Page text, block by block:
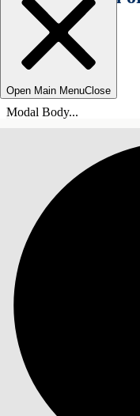
Open Main MenuClose
Modal Body...
SOMMARIO